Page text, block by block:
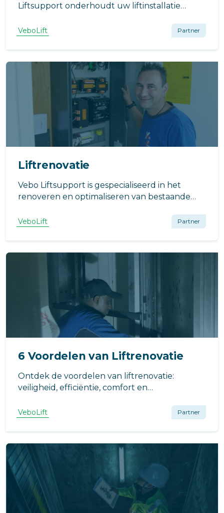
Liftsupport onderhoudt uw liftinstallatie
wensen!
VeboLift Partner
Liftrenovatie
Vebo Liftsupport is gespecialiseerd in het
renoveren en optimaliseren van bestaande
liften.
VeboLift Partner
6 Voordelen van Liftrenovatie
Ontdek de voordelen van liftrenovatie:
veiligheid, efficiëntie, comfort en
VeboLift Partner